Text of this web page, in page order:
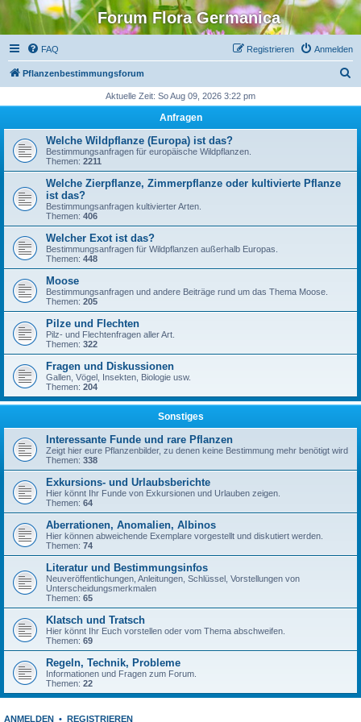
Forum Flora Germanica
FAQ Anmelden
Registrieren
Pflanzenbestimmungsforum
h
Aktuelle Zeit: So Aug 09, 2026 3:22 pm
Anfragen
Welche Wildpflanze (Europa) ist das?
Bestimmungsanfragen für europäische Wildpflanzen.
Themen: 2211
Welche Zierpflanze, Zimmerpflanze oder kultivierte Pflanze
ist das?
Bestimmungsanfragen kultivierter Arten.
Themen: 406
Welcher Exot ist das?
Bestimmungsanfragen für Wildpflanzen außerhalb Europas.
Themen: 448
Moose
Bestimmungsanfragen und andere Beiträge rund um das Thema Moose.
Themen: 205
Pilze und Flechten
Pilz- und Flechtenfragen aller Art.
Themen: 322
Fragen und Diskussionen
Gallen, Vögel, Insekten, Biologie usw.
Themen: 204
Sonstiges
Interessante Funde und rare Pflanzen
Zeigt hier eure Pflanzenbilder, zu denen keine Bestimmung mehr benötigt wird
Themen: 338
Exkursions- und Urlaubsberichte
Hier könnt Ihr Funde von Exkursionen und Urlauben zeigen.
Themen: 64
Aberrationen, Anomalien, Albinos
Hier können abweichende Exemplare vorgestellt und diskutiert werden.
Themen: 74
Literatur und Bestimmungsinfos
Neuveröffentlichungen, Anleitungen, Schlüssel, Vorstellungen von
Unterscheidungsmerkmalen
Themen: 65
Klatsch und Tratsch
Hier könnt Ihr Euch vorstellen oder vom Thema abschweifen.
Themen: 69
Regeln, Technik, Probleme
Informationen und Fragen zum Forum.
Themen: 22
ANMELDEN • REGISTRIEREN